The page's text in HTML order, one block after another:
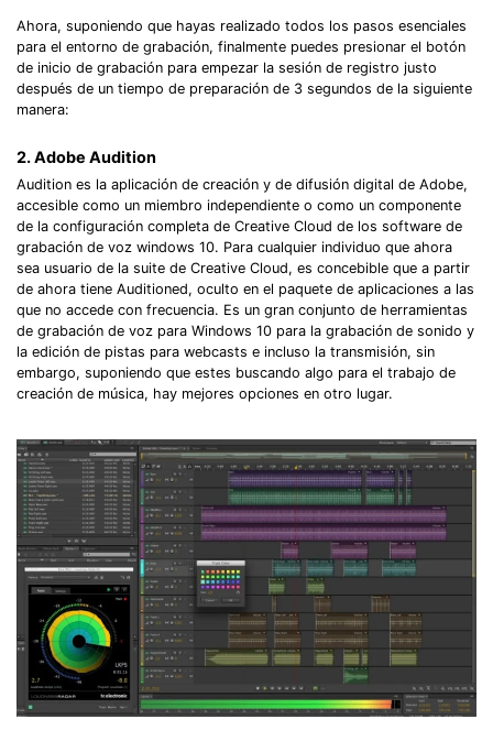
Ahora, suponiendo que hayas realizado todos los pasos esenciales
para el entorno de grabación, finalmente puedes presionar el botón
de inicio de grabación para empezar la sesión de registro justo
después de un tiempo de preparación de 3 segundos de la siguiente
manera:
2. Adobe Audition
Audition es la aplicación de creación y de difusión digital de Adobe,
accesible como un miembro independiente o como un componente
de la configuración completa de Creative Cloud de los software de
grabación de voz windows 10. Para cualquier individuo que ahora
sea usuario de la suite de Creative Cloud, es concebible que a partir
de ahora tiene Auditioned, oculto en el paquete de aplicaciones a las
que no accede con frecuencia. Es un gran conjunto de herramientas
de grabación de voz para Windows 10 para la grabación de sonido y
la edición de pistas para webcasts e incluso la transmisión, sin
embargo, suponiendo que estes buscando algo para el trabajo de
creación de música, hay mejores opciones en otro lugar.